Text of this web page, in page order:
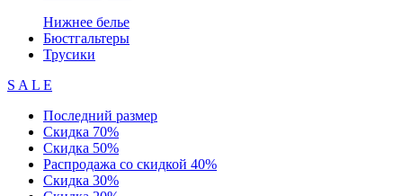
Нижнее белье
Бюстгальтеры
Трусики
S A L E
Последний размер
Скидка 70%
Скидка 50%
Распродажа со скидкой 40%
Скидка 30%